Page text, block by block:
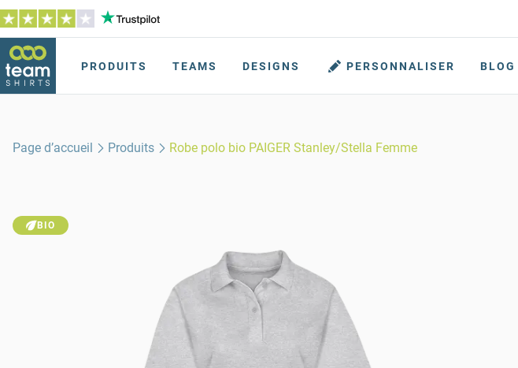
PRODUITS TEAMS DESIGNS PERSONNALISER BLOG
Page d’accueil Produits Robe polo bio PAIGER Stanley/Stella Femme
BIO